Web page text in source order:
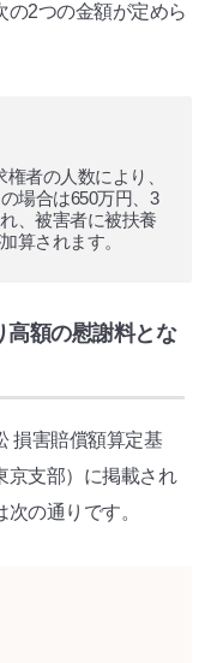
の2つの金額が定めら
者の人数により、
場合は650万円、3
、被害者に被扶養
算されます。
高額の慰謝料とな
損害賠償額算定基
京支部）に掲載され
の通りです。